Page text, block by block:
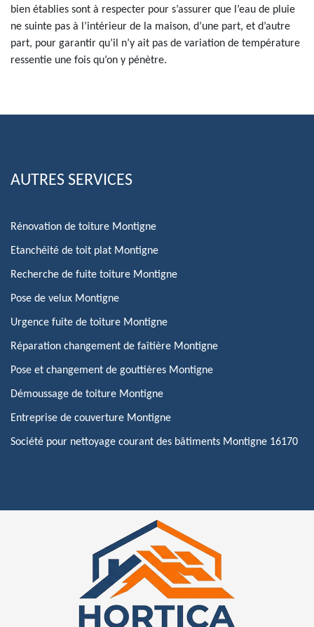
bien établies sont à respecter pour s’assurer que l’eau de pluie
ne suinte pas à l’intérieur de la maison, d’une part, et d’autre
part, pour garantir qu’il n’y ait pas de variation de température
ressentie une fois qu’on y pénètre.
AUTRES SERVICES
Rénovation de toiture Montigne
Etanchéité de toit plat Montigne
Recherche de fuite toiture Montigne
Pose de velux Montigne
Urgence fuite de toiture Montigne
Réparation changement de faîtière Montigne
Pose et changement de gouttières Montigne
Démoussage de toiture Montigne
Entreprise de couverture Montigne
Société pour nettoyage courant des bâtiments Montigne 16170